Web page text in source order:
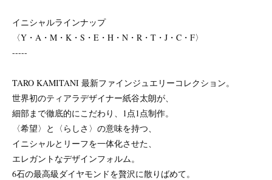
イニシャルラインナップ
〈Y・A・M・K・S・E・H・N・R・T・J・C・F〉
-----
TARO KAMITANI 最新ファインジュエリーコレクション。
世界初のティアラデザイナー紙谷太朗が、
細部まで徹底的にこだわり、1点1点制作。
〈希望〉と〈らしさ〉の意味を持つ、
イニシャルとリーフを一体化させた、
エレガントなデザインフォルム。
6石の最高級ダイヤモンドを贅沢に散りばめて。